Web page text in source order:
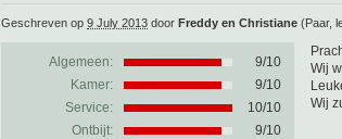
Geschreven op 9 July 2013 door Freddy en Christiane (Paar,
Algemeen: 9/10
Kamer:
9/10
Service:
10/10
Ontbijt:
9/10
Wij
Wij